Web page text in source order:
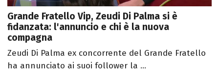
Grande Fratello Vip, Zeudi Di Palma si è
fidanzata: l'annuncio e chi è la nuova
compagna
Zeudi Di Palma ex concorrente del Grande Fratello
ha annunciato ai suoi follower la ...